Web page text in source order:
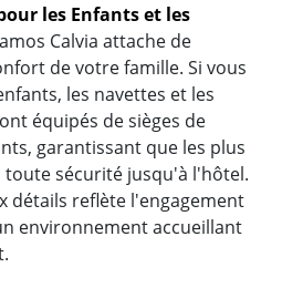
les Enfants et les
Calvia attache de
de votre famille. Si vous
les navettes et les
équipés de sièges de
garantissant que les plus
toute sécurité jusqu'à l'hôtel.
détails reflète l'engagement
environnement accueillant